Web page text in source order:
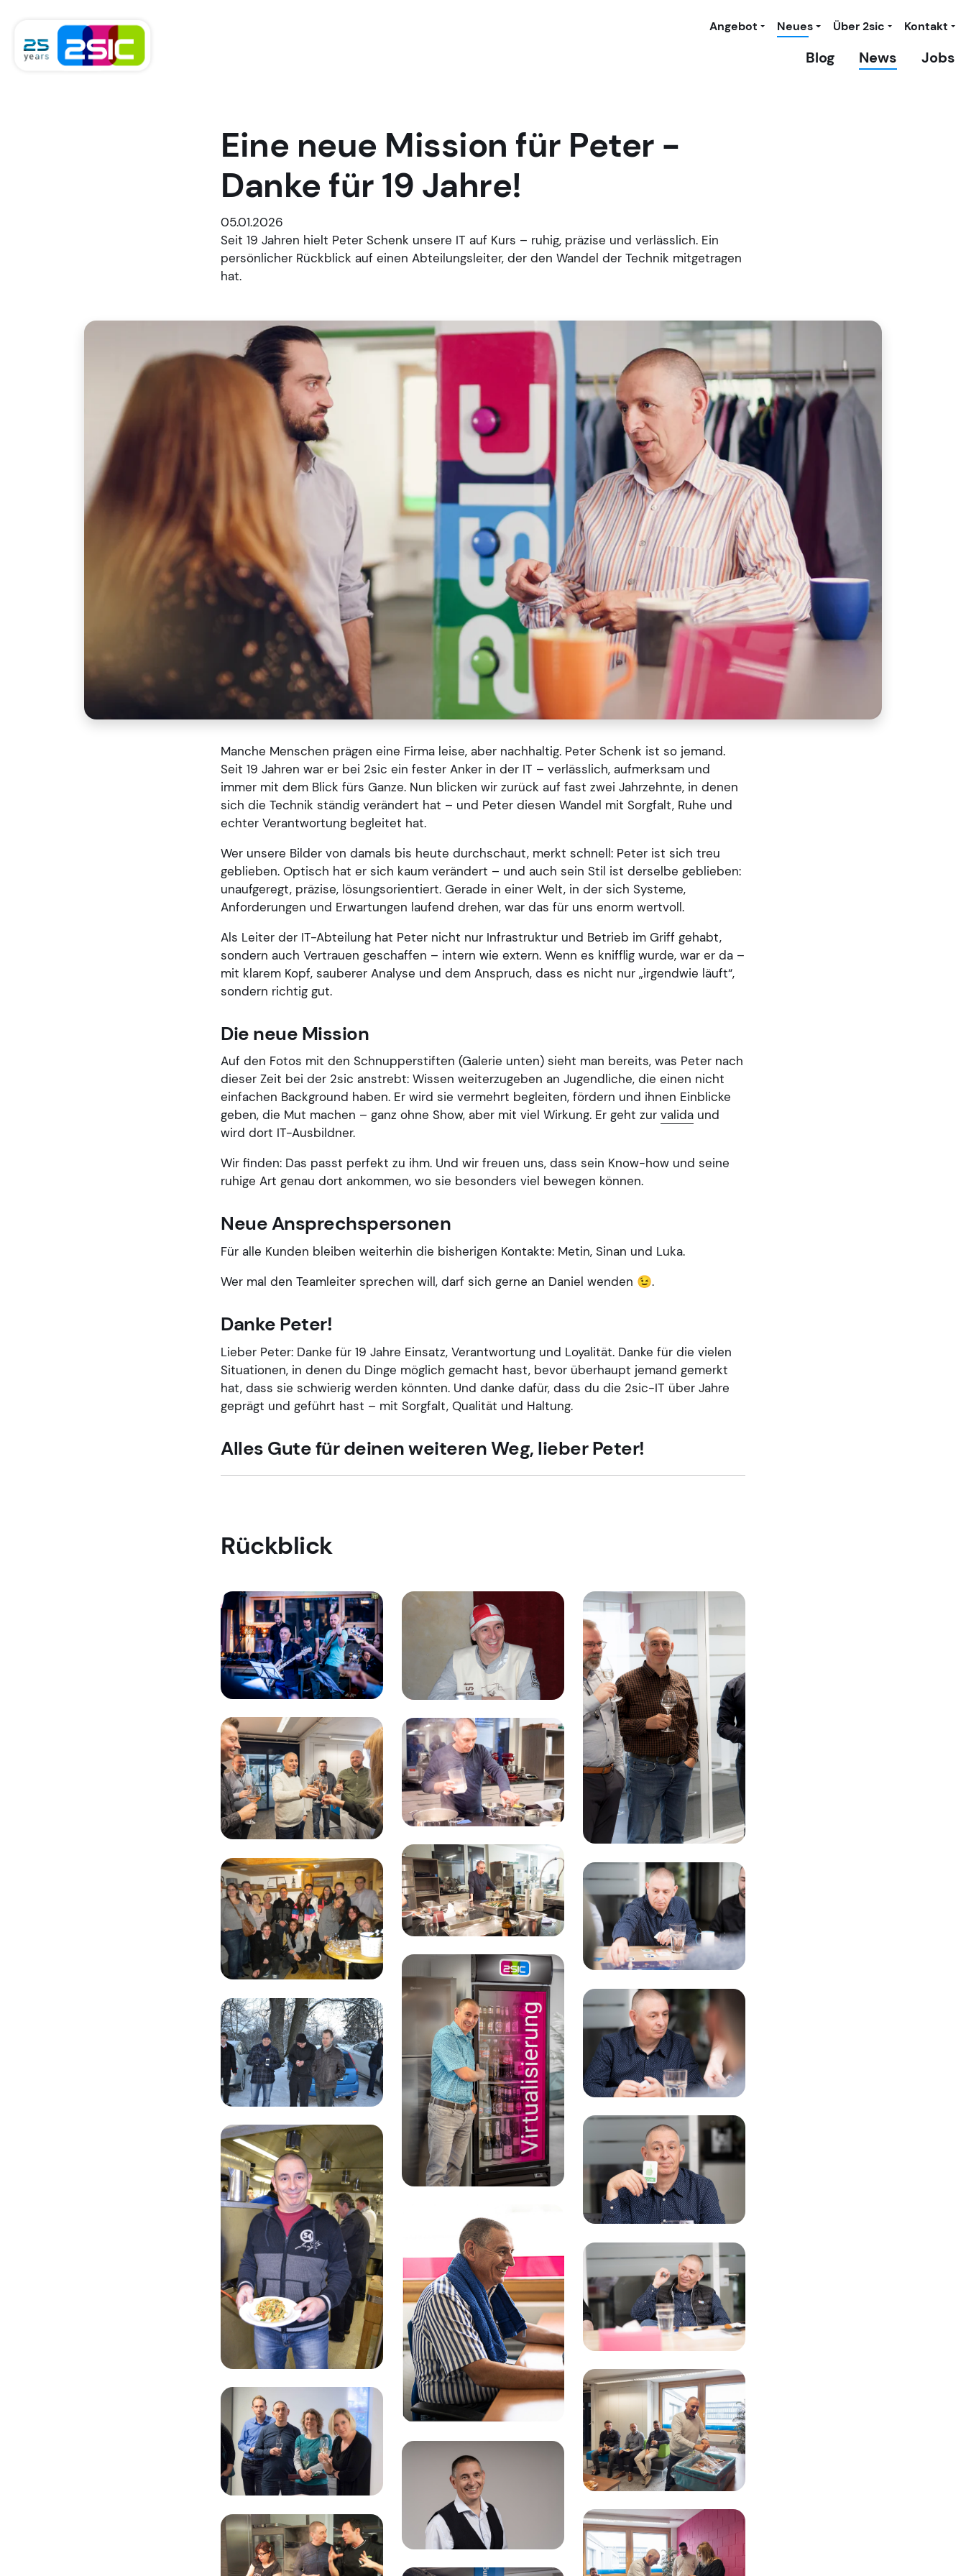
Angebot Neues Über 2sic Kontakt
Blog News Jobs
Eine neue Mission für Peter -
Danke für 19 Jahre!
05.01.2026
Seit 19 Jahren hielt Peter Schenk unsere IT auf Kurs – ruhig, präzise und verlässlich. Ein
persönlicher Rückblick auf einen Abteilungsleiter, der den Wandel der Technik mitgetragen
hat.
Manche Menschen prägen eine Firma leise, aber nachhaltig. Peter Schenk ist so jemand.
Seit 19 Jahren war er bei 2sic ein fester Anker in der IT – verlässlich, aufmerksam und
immer mit dem Blick fürs Ganze. Nun blicken wir zurück auf fast zwei Jahrzehnte, in denen
sich die Technik ständig verändert hat – und Peter diesen Wandel mit Sorgfalt, Ruhe und
echter Verantwortung begleitet hat.
Wer unsere Bilder von damals bis heute durchschaut, merkt schnell: Peter ist sich treu
geblieben. Optisch hat er sich kaum verändert – und auch sein Stil ist derselbe geblieben:
unaufgeregt, präzise, lösungsorientiert. Gerade in einer Welt, in der sich Systeme,
Anforderungen und Erwartungen laufend drehen, war das für uns enorm wertvoll.
Als Leiter der IT-Abteilung hat Peter nicht nur Infrastruktur und Betrieb im Griff gehabt,
sondern auch Vertrauen geschaffen – intern wie extern. Wenn es knifflig wurde, war er da –
mit klarem Kopf, sauberer Analyse und dem Anspruch, dass es nicht nur „irgendwie läuft“,
sondern richtig gut.
Die neue Mission
Auf den Fotos mit den Schnupperstiften (Galerie unten) sieht man bereits, was Peter nach
dieser Zeit bei der 2sic anstrebt: Wissen weiterzugeben an Jugendliche, die einen nicht
einfachen Background haben. Er wird sie vermehrt begleiten, fördern und ihnen Einblicke
geben, die Mut machen – ganz ohne Show, aber mit viel Wirkung. Er geht zur valida und
wird dort IT-Ausbildner.
Wir finden: Das passt perfekt zu ihm. Und wir freuen uns, dass sein Know-how und seine
ruhige Art genau dort ankommen, wo sie besonders viel bewegen können.
Neue Ansprechspersonen
Für alle Kunden bleiben weiterhin die bisherigen Kontakte: Metin, Sinan und Luka.
Wer mal den Teamleiter sprechen will, darf sich gerne an Daniel wenden 😉.
Danke Peter!
Lieber Peter: Danke für 19 Jahre Einsatz, Verantwortung und Loyalität. Danke für die vielen
Situationen, in denen du Dinge möglich gemacht hast, bevor überhaupt jemand gemerkt
hat, dass sie schwierig werden könnten. Und danke dafür, dass du die 2sic-IT über Jahre
geprägt und geführt hast – mit Sorgfalt, Qualität und Haltung.
Alles Gute für deinen weiteren Weg, lieber Peter!
Rückblick